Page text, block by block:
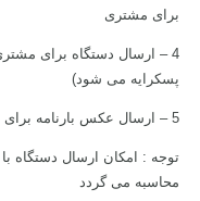
برای مشتری
4 – ارسال دستگاه برای
پسکرایه می شود)
5 – ارسال عکس بارنامه برای مشتری
توجه : امکان ارسال دستگاه
محاسبه می گردد